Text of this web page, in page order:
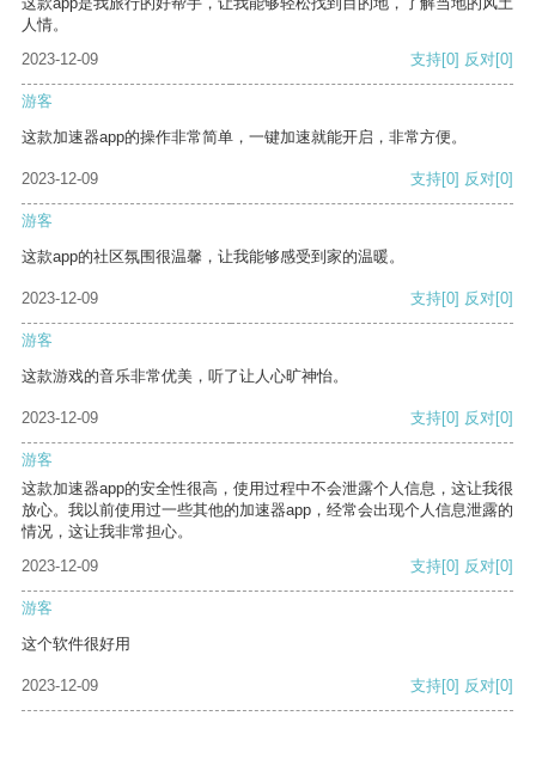
人情。
2023-12-09
支持[0] 反对[0]
游客
这款加速器app的操作非常简单，一键加速就能开启，非常方便。
2023-12-09 支持[0] 反对[0]
游客
这款app的社区氛围很温馨，让我能够感受到家的温暖。
2023-12-09 支持[0] 反对[0]
游客
这款游戏的音乐非常优美，听了让人心旷神怡。
2023-12-09 支持[0] 反对[0]
游客
这款加速器app的安全性很高，使用过程中不会泄露个人信息，这让我很
放心。我以前使用过一些其他的加速器app，经常会出现个人信息泄露的
情况，这让我非常担心。
2023-12-09
支持[0] 反对[0]
游客
这个软件很好用
2023-12-09 支持[0] 反对[0]